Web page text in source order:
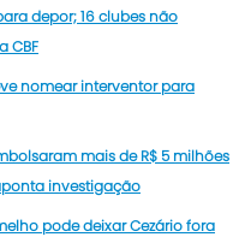
depor; 16 clubes não
CBF
nomear interventor para
mais de R$ 5 milhões
investigação
pode deixar Cezário fora